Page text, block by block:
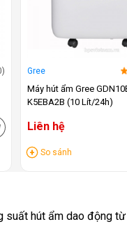
Gree
Máy hút ẩm Gree
K5EBA2B (10 Lít/24h)
Liên hệ
So sánh
hút ẩm dao động